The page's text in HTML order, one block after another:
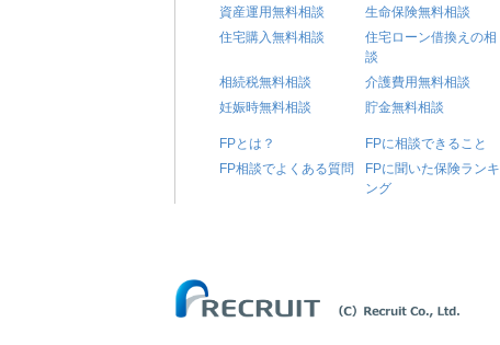
資産運用無料相談
生命保険無料相談
住宅購入無料相談
住宅ローン借換えの相
談
相続税無料相談 介護費用無料相談
妊娠時無料相談
貯金無料相談
FPとは？ FPに相談できること
FP相談でよくある質問
FPに聞いた保険ランキ
ング